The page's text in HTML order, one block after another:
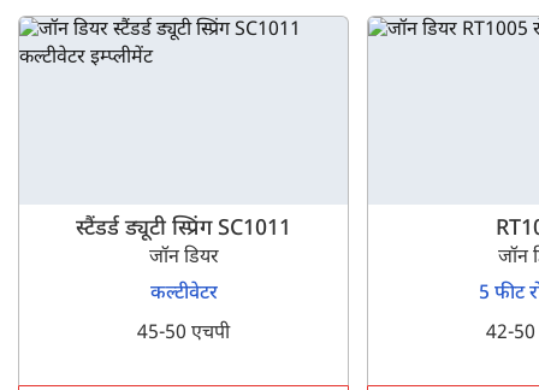
स्टैंडर्ड ड्यूटी स्प्रिंग SC1011
जॉन डियर
कल्टीवेटर
45-50 एचपी
जॉन
5 फीट
42-50